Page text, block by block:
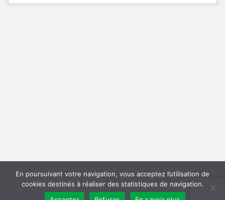
En poursuivant votre navigation, vous acceptez l’utilisation de
cookies destinés à réaliser des statistiques de navigation.